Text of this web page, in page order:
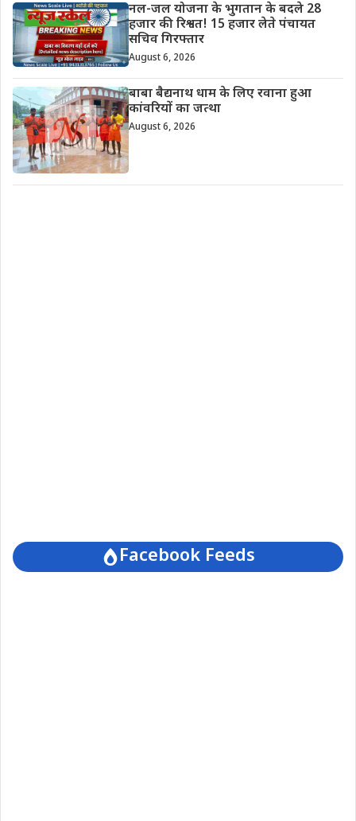
नल-जल योजना के भुगतान के बदले 28
हजार की रिश्वत! 15 हजार लेते पंचायत
सचिव गिरफ्तार
August 6, 2026
बाबा बैद्यनाथ धाम के लिए रवाना हुआ
कांवरियों का जत्था
August 6, 2026
Facebook Feeds